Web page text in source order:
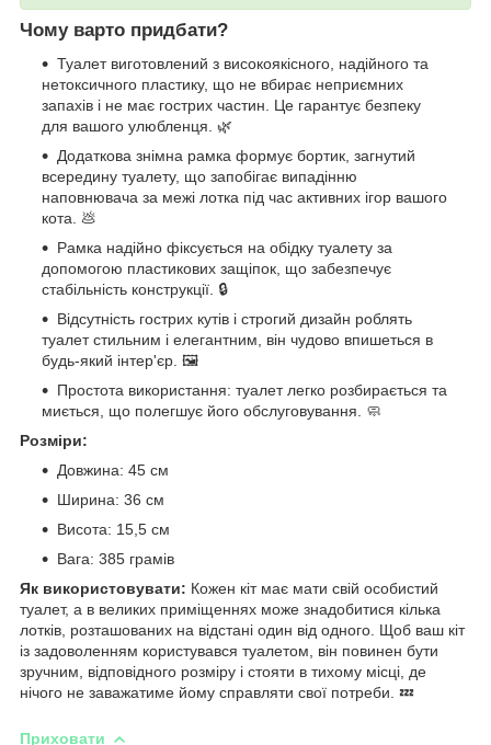
Чому варто придбати?
Туалет виготовлений з високоякісного, надійного та
нетоксичного пластику, що не вбирає неприємних
запахів і не має гострих частин. Це гарантує безпеку
для вашого улюбленця. 🌿
Додаткова знімна рамка формує бортик, загнутий
всередину туалету, що запобігає випадінню
наповнювача за межі лотка під час активних ігор вашого
кота. 💩
Рамка надійно фіксується на обідку туалету за
допомогою пластикових защіпок, що забезпечує
стабільність конструкції. 🔒
Відсутність гострих кутів і строгий дизайн роблять
туалет стильним і елегантним, він чудово впишеться в
будь-який інтер'єр. 🖼️
Простота використання: туалет легко розбирається та
миється, що полегшує його обслуговування. 🧼
Розміри:
Довжина: 45 см
Ширина: 36 см
Висота: 15,5 см
Вага: 385 грамів
Як використовувати: Кожен кіт має мати свій особистий
туалет, а в великих приміщеннях може знадобитися кілька
лотків, розташованих на відстані один від одного. Щоб ваш кіт
із задоволенням користувався туалетом, він повинен бути
зручним, відповідного розміру і стояти в тихому місці, де
нічого не заважатиме йому справляти свої потреби. 💤
Приховати